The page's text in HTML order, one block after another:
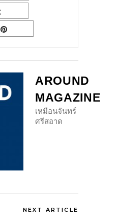
AROUND
MAGAZINE
เหมือนจันทร์
ศรีสอาด
NEXT ARTICLE